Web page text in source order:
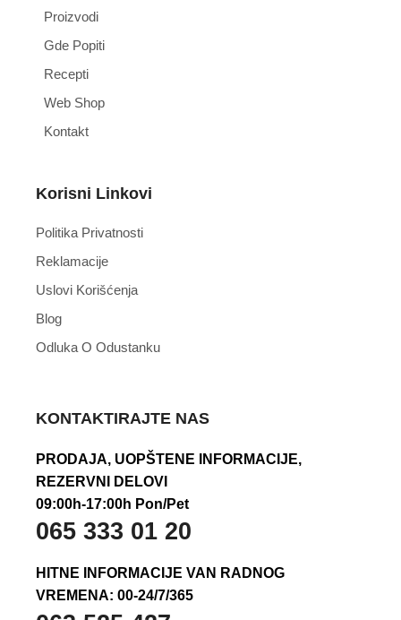
Proizvodi
Gde Popiti
Recepti
Web Shop
Kontakt
Korisni Linkovi
Politika Privatnosti
Reklamacije
Uslovi Korišćenja
Blog
Odluka O Odustanku
KONTAKTIRAJTE NAS
PRODAJA, UOPŠTENE INFORMACIJE,
REZERVNI DELOVI
09:00h-17:00h Pon/Pet
065 333 01 20
HITNE INFORMACIJE VAN RADNOG
VREMENA: 00-24/7/365